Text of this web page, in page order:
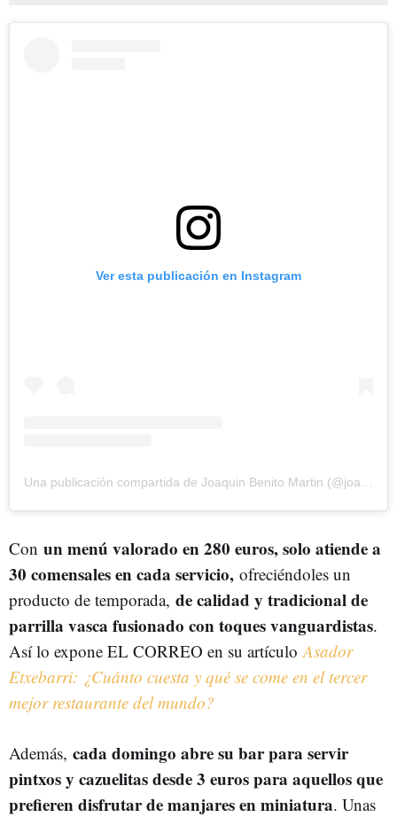
Ver esta publicación en Instagram
Con un menú valorado en 280 euros, solo atiende a
30 comensales en cada servicio, ofreciéndoles un
producto de temporada, de calidad y tradicional de
parrilla vasca fusionado con toques vanguardistas.
Así lo expone EL CORREO en su artículo Asador
Etxebarri: ¿Cuánto cuesta y qué se come en el tercer
mejor restaurante del mundo?
Además, cada domingo abre su bar para servir
pintxos y cazuelitas desde 3 euros para aquellos que
prefieren disfrutar de manjares en miniatura. Unas